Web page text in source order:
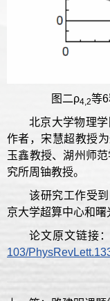
图二ρ4,2等
北京大学物理
作者，宋慧超教授
玉鑫教授、湖州师
究所周铀教授。
该研究工作受
京大学超算中心和曙
论文原文链接：
103/